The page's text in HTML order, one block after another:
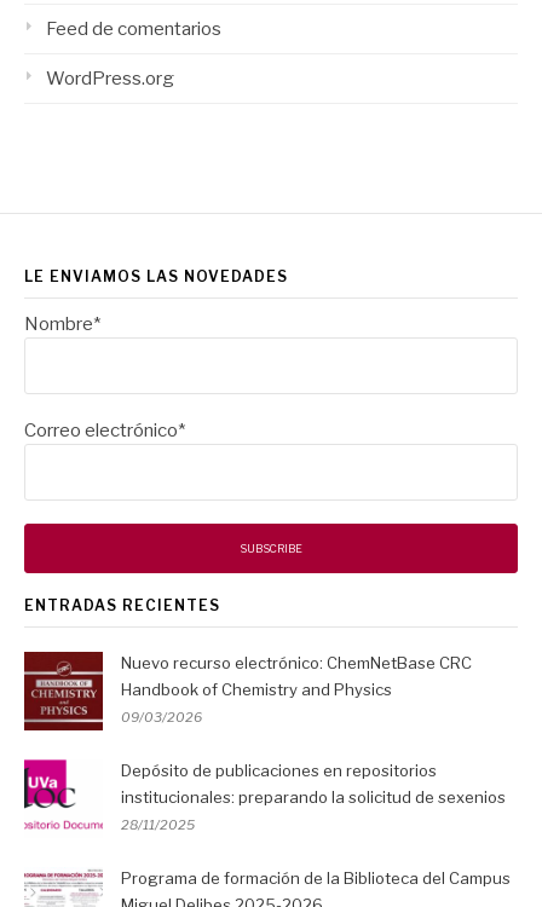
Feed de comentarios
WordPress.org
LE ENVIAMOS LAS NOVEDADES
Nombre*
Correo electrónico*
ENTRADAS RECIENTES
Nuevo recurso electrónico: ChemNetBase CRC
Handbook of Chemistry and Physics
09/03/2026
Depósito de publicaciones en repositorios
institucionales: preparando la solicitud de sexenios
28/11/2025
Programa de formación de la Biblioteca del Campus